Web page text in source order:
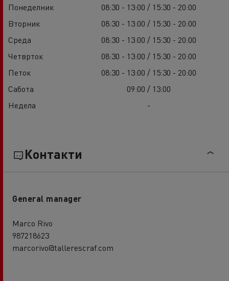
Понеделник
08:30 - 13:00 / 15:30 - 20:00
Вторник
08:30 - 13:00 / 15:30 - 20:00
Среда
08:30 - 13:00 / 15:30 - 20:00
Четврток
08:30 - 13:00 / 15:30 - 20:00
Петок
08:30 - 13:00 / 15:30 - 20:00
Сабота
09:00 / 13:00
Недела
-
Контакти
General manager
Marco Rivo
987218623
marcorivo@tallerescraf.com